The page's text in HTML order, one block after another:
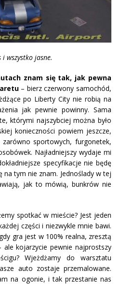
i wszystko jasne.
znam się tak, jak pewna
– bierz czerwony samochód,
po Liberty City nie robią na
jak pewnie powinny. Sama
którymi najszybciej można było
konieczności powiem jeszcze,
sportowych, furgonetek,
Najładniejszy wydaje mi
specyfikacje nie będę
na tym nie znam. Jednoślady w tej
jak to mówią, bunkrów nie
spotkać w mieście? Jest jeden
części i niezwykle mnie bawi.
gra jest w 100% realna, zresztą
kojarzycie pewnie najprostszy
Wjeżdżamy do warsztatu
auto zostaje przemalowane.
na ogonie, i tak przestanie nas